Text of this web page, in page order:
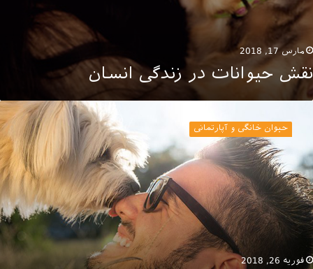
مارس 17, 2018
نقش حیوانات در زندگی انسان
انسان‌
ها
و
حیوانات
حیوان خانگی و آپارتمانی
فوریه 26, 2018